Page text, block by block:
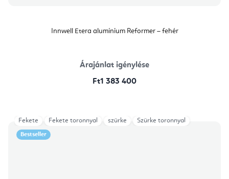
Innwell Etera alumínium Reformer – fehér
Árajánlat igénylése
Ft1 383 400
Bestseller
Fekete Fekete toronnyal szürke Szürke toronnyal